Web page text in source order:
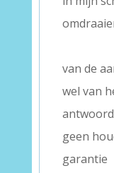
van de
wel van
geen
garantie